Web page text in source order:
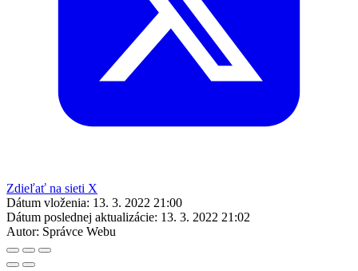
Zdieľať na sieti X
Dátum vloženia: 13. 3. 2022 21:00
Dátum poslednej aktualizácie: 13. 3. 2022 21:02
Autor: Správce Webu